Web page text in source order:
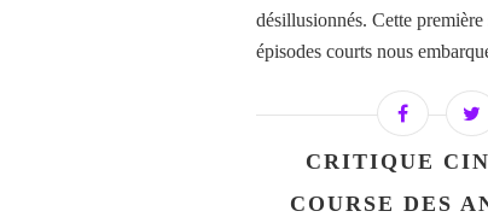
désillusionnés. Cette
épisodes courts nous
CRITIQUE
COURSE DES